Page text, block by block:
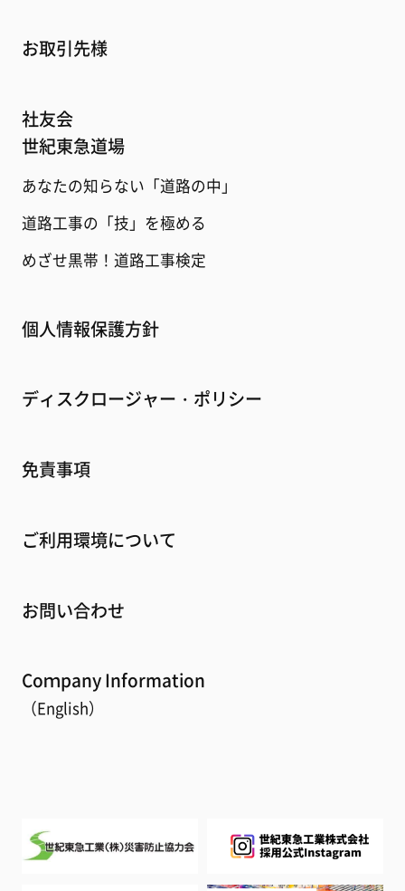
お取引先様
社友会
世紀東急道場
あなたの知らない「道路の中」
道路工事の「技」を極める
めざせ黒帯！道路工事検定
個人情報保護方針
ディスクロージャー・ポリシー
免責事項
ご利用環境について
お問い合わせ
Coｍpany Information
（English）